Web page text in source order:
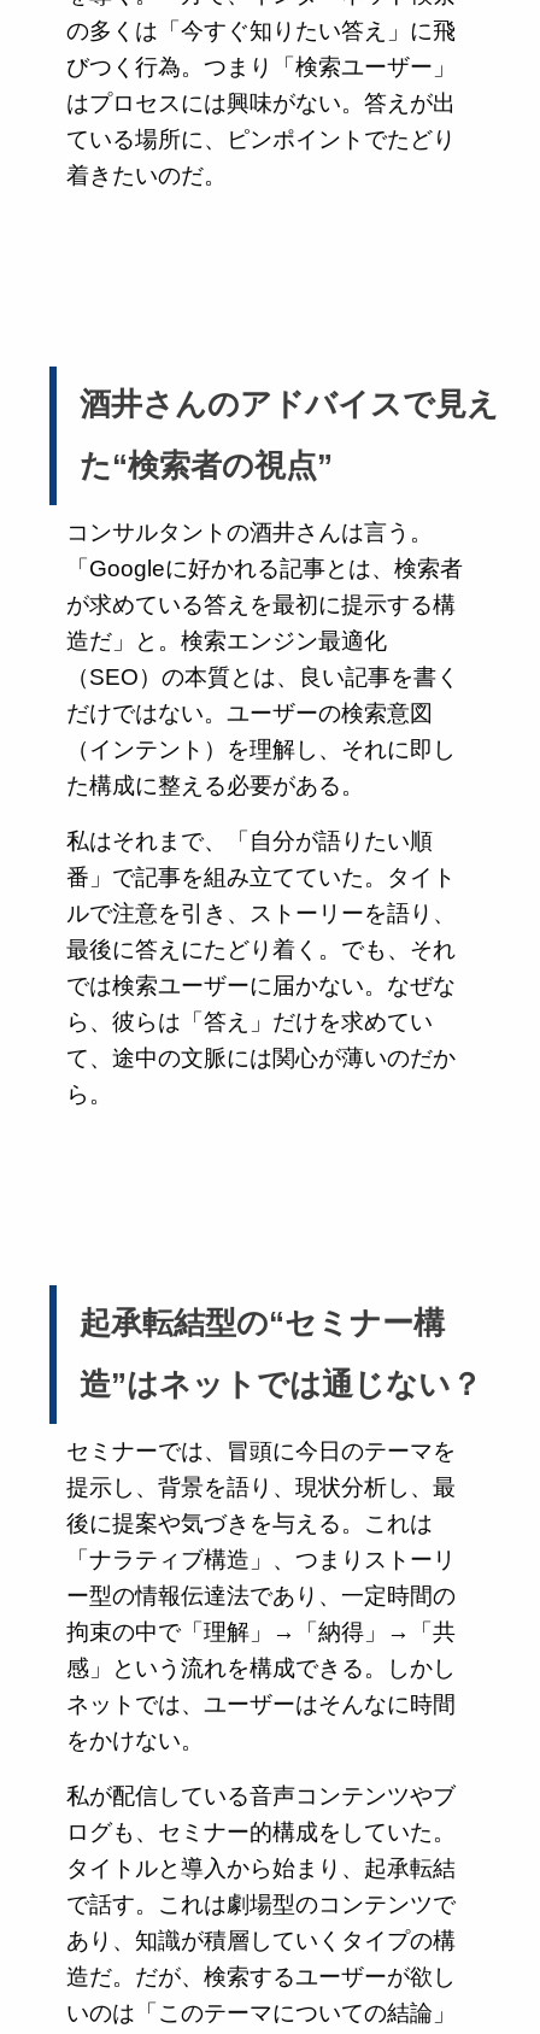
の多くは「今すぐ知りたい答え」に飛
びつく行為。つまり「検索ユーザー」
はプロセスには興味がない。答えが出
ている場所に、ピンポイントでたどり
着きたいのだ。
酒井さんのアドバイスで見え
た“検索者の視点”
コンサルタントの酒井さんは言う。
「Googleに好かれる記事とは、検索者
が求めている答えを最初に提示する構
造だ」と。検索エンジン最適化
（SEO）の本質とは、良い記事を書く
だけではない。ユーザーの検索意図
（インテント）を理解し、それに即し
た構成に整える必要がある。
私はそれまで、「自分が語りたい順
番」で記事を組み立てていた。タイト
ルで注意を引き、ストーリーを語り、
最後に答えにたどり着く。でも、それ
では検索ユーザーに届かない。なぜな
ら、彼らは「答え」だけを求めてい
て、途中の文脈には関心が薄いのだか
ら。
起承転結型の“セミナー構
造”はネットでは通じない？
セミナーでは、冒頭に今日のテーマを
提示し、背景を語り、現状分析し、最
後に提案や気づきを与える。これは
「ナラティブ構造」、つまりストーリ
ー型の情報伝達法であり、一定時間の
拘束の中で「理解」→「納得」→「共
感」という流れを構成できる。しかし
ネットでは、ユーザーはそんなに時間
をかけない。
私が配信している音声コンテンツやブ
ログも、セミナー的構成をしていた。
タイトルと導入から始まり、起承転結
で話す。これは劇場型のコンテンツで
あり、知識が積層していくタイプの構
造だ。だが、検索するユーザーが欲し
いのは「このテーマについての結論」